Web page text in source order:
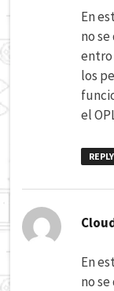
En
no
entro
los
el
REPLY
En
no